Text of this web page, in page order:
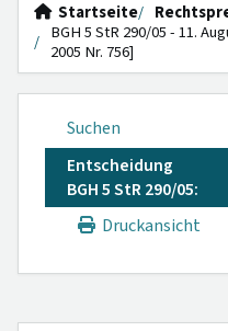
Startseite
BGH 5 StR 290/05 - 11.
2005 Nr. 756]
Suchen
Entscheidung
BGH 5 StR 290/05:
Druckansicht